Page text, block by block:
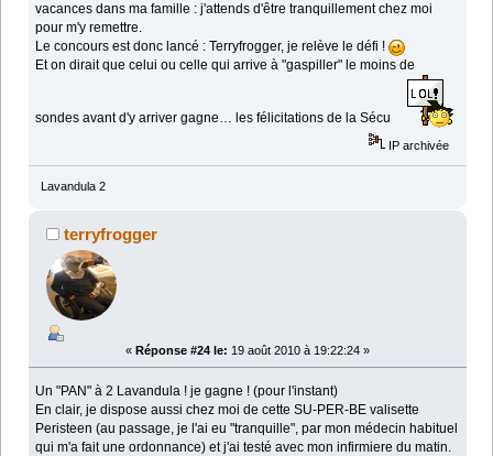
vacances dans ma famille : j'attends d'être tranquillement chez moi
pour m'y remettre.
Le concours est donc lancé : Terryfrogger, je relève le défi !
Et on dirait que celui ou celle qui arrive à "gaspiller" le moins de
sondes avant d'y arriver gagne… les félicitations de la Sécu
IP archivée
Lavandula 2
terryfrogger
« Réponse #24 le: 19 août 2010 à 19:22:24 »
Un "PAN" à 2 Lavandula ! je gagne ! (pour l'instant)
En clair, je dispose aussi chez moi de cette SU-PER-BE valisette
Peristeen (au passage, je l'ai eu "tranquille", par mon médecin habituel
qui m'a fait une ordonnance) et j'ai testé avec mon infirmiere du matin.